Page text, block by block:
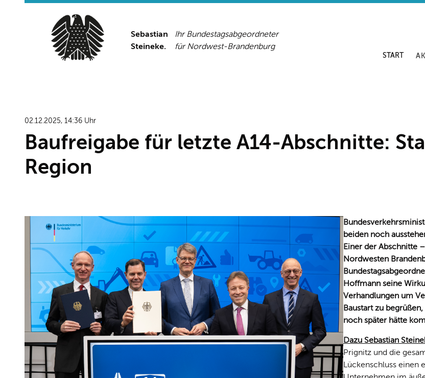
Sebastian
Steineke.
Ihr Bundestagsabgeordneter
für Nordwest-Brandenburg
START
02.12.2025, 14:36 Uhr
Baufreigabe für letzte A14-Abschnitte:
Region
beiden noch
Einer der Abschnitte
Nordwesten
Hoffmann seine
Verhandlungen um
Baustart zu
noch später hätte
Dazu Sebastian
Prignitz und die
Lückenschluss einen